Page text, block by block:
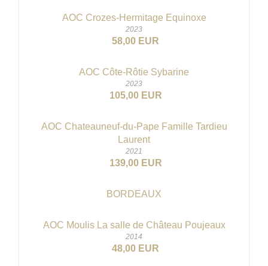
AOC Crozes-Hermitage Equinoxe
2023
58,00 EUR
AOC Côte-Rôtie Sybarine
2023
105,00 EUR
AOC Chateauneuf-du-Pape Famille Tardieu
Laurent
2021
139,00 EUR
BORDEAUX
AOC Moulis La salle de Château Poujeaux
2014
48,00 EUR